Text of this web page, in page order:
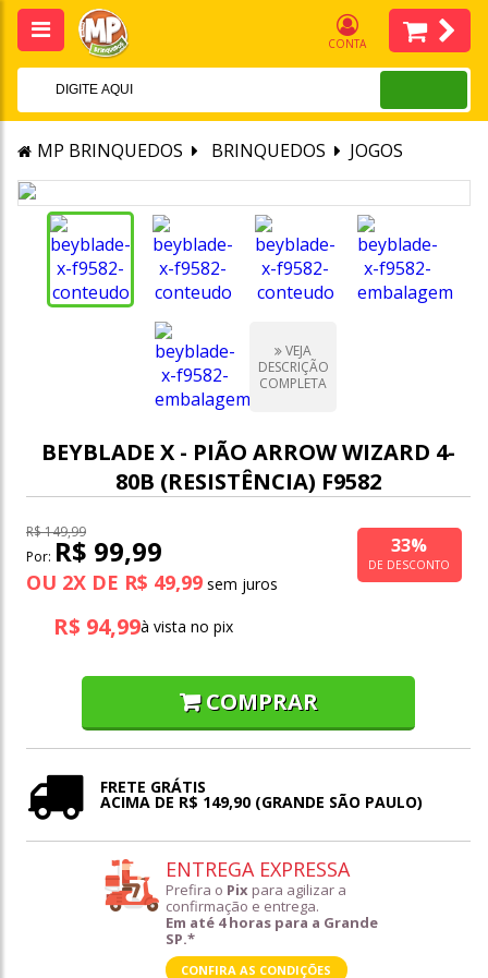
CONTA
MP BRINQUEDOS BRINQUEDOS JOGOS
VEJA
DESCRIÇÃO
COMPLETA
BEYBLADE X - PIÃO ARROW WIZARD 4-
80B (RESISTÊNCIA) F9582
R$ 149,99
Por: R$ 99,99
OU 2X DE R$ 49,99
33%
DE DESCONTO
R$ 94,99à vista no pix
COMPRAR
FRETE GRÁTIS
ACIMA DE R$ 149,90 (GRANDE SÃO PAULO)
ENTREGA EXPRESSA
Prefira o Pix para agilizar a
confirmação e entrega.
Em até 4 horas para a Grande
SP.*
CONFIRA AS CONDIÇÕES